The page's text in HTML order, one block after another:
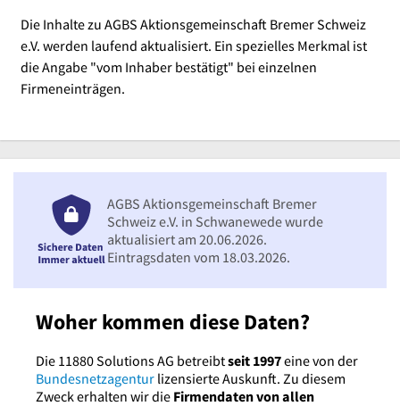
Die Inhalte zu AGBS Aktionsgemeinschaft Bremer Schweiz
e.V. werden laufend aktualisiert. Ein spezielles Merkmal ist
die Angabe "vom Inhaber bestätigt" bei einzelnen
Firmeneinträgen.
Woher kommen diese Daten?
Die 11880 Solutions AG betreibtseit 1997eine von der
Bundesnetzagentur lizensierte Auskunft. Zu diesem
Zweck erhalten wir die Firmendaten von allen
AGBS Aktionsgemeinschaft Bremer
Schweiz e.V. in Schwanewede wurde
aktualisiert am 20.06.2026.
Eintragsdaten vom 18.03.2026.